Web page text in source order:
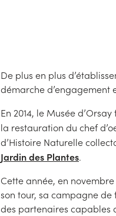
De plus en plus
démarche d’engagement
En 2014, le Musée
la restauration du chef
d’Histoire Naturelle
Jardin des Plantes.
Cette année, en
son tour, sa campagne
des partenaires capables